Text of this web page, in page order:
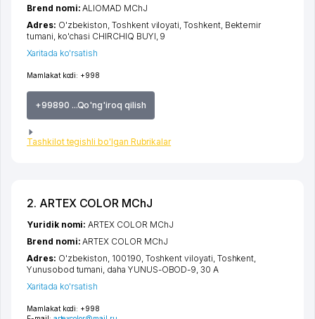
Mamlakat kodi: +998
+99890 ...Qo'ng'iroq qilish
Tashkilot tegishli bo'lgan Rubrikalar
Brend nomi:ALIOMAD MChJ
Adres: O'zbekiston,Toshkent viloyati,Toshkent, Bektemir
tumani, ko'chasi CHIRCHIQ BUYI, 9
Xaritada ko'rsatish
2. ARTEX COLOR MChJ
Mamlakat kodi: +998
Yuridik nomi:ARTEX COLOR MChJ
Brend nomi:ARTEX COLOR MChJ
Adres: O'zbekiston, 100190, Toshkent viloyati, Toshkent,
Yunusobod tumani, daha YUNUS-OBOD-9, 30 А
Xaritada ko'rsatish